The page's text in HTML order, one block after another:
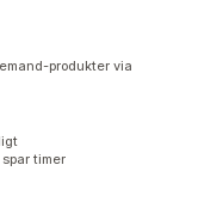
produkter via
timer